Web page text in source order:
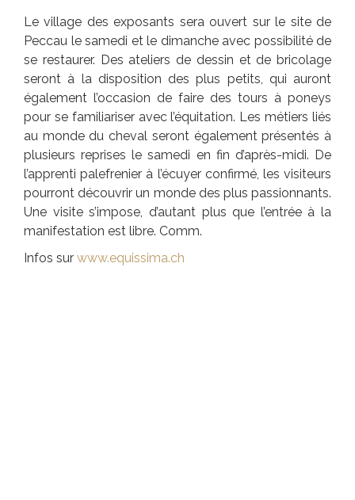
Le village des exposants sera ouvert sur le site de
Peccau le samedi et le dimanche avec possibilité de
se restaurer. Des ateliers de dessin et de bricolage
seront à la disposition des plus petits, qui auront
également l’occasion de faire des tours à poneys
pour se familiariser avec l’équitation. Les métiers liés
au monde du cheval seront également présentés à
plusieurs reprises le samedi en fin d’après-midi. De
l’apprenti palefrenier à l’écuyer confirmé, les visiteurs
pourront découvrir un monde des plus passionnants.
Une visite s’impose, d’autant plus que l’entrée à la
manifestation est libre. Comm.
Infos sur www.equissima.ch